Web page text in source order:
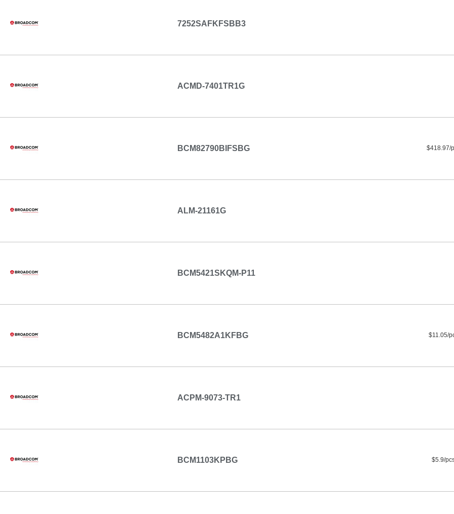
7252SAFKFSBB3
ACMD-7401TR1G
BCM82790BIFSBG $418.97/
ALM-21161G
BCM5421SKQM-P11
BCM5482A1KFBG $11.05/
ACPM-9073-TR1
BCM1103KPBG $5.9/